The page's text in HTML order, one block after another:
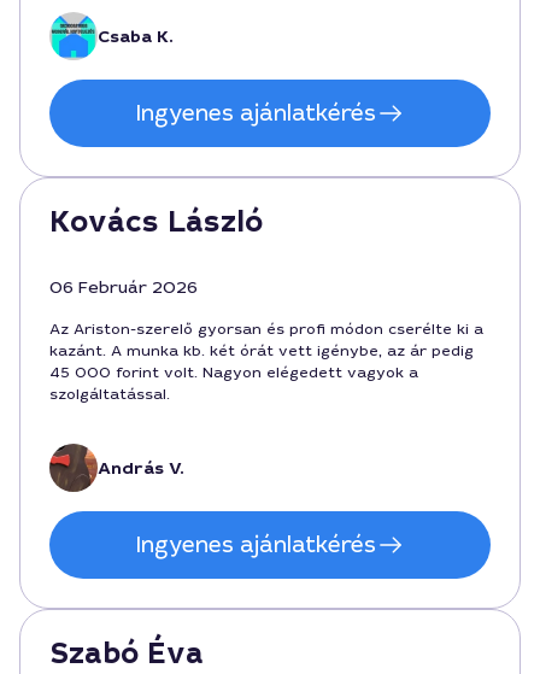
Csaba K.
Ingyenes ajánlatkérés
Kovács László
06 Február 2026
Az Ariston-szerelő gyorsan és profi módon cserélte ki a
kazánt. A munka kb. két órát vett igénybe, az ár pedig
45 000 forint volt. Nagyon elégedett vagyok a
szolgáltatással.
András V.
Ingyenes ajánlatkérés
Szabó Éva